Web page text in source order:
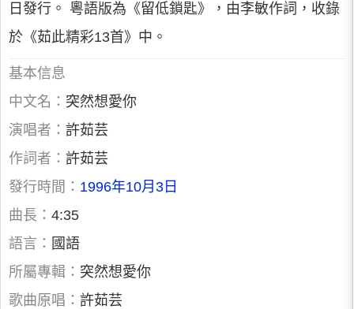
日發行。 粵語版為《留低鎖匙》，由李敏作詞，收錄
於《茹此精彩13首》中。
基本信息
中文名： 突然想愛你
演唱者： 許茹芸
作詞者： 許茹芸
發行時間： 1996年10月3日
曲長： 4:35
語言： 國語
所屬專輯： 突然想愛你
歌曲原唱： 許茹芸